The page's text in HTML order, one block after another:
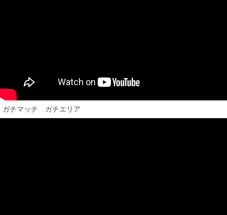
ガチマッチ ガチエリア